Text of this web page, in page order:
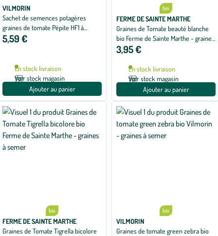
VILMORIN
Sachet de semences potagères
graines de tomate Pépite HF1 à
grappe
5,59 €
En stock livraison
Voir stock magasin
Ajouter au panier
bio
FERME DE SAINTE MARTHE
Graines de Tomate beauté blanche
bio Ferme de Sainte Marthe - graines
à semer
3,95 €
En stock livraison
Voir stock magasin
Ajouter au panier
bio
FERME DE SAINTE MARTHE
Graines de Tomate Tigrella bicolore
bio
VILMORIN
Graines de tomate green zebra bio